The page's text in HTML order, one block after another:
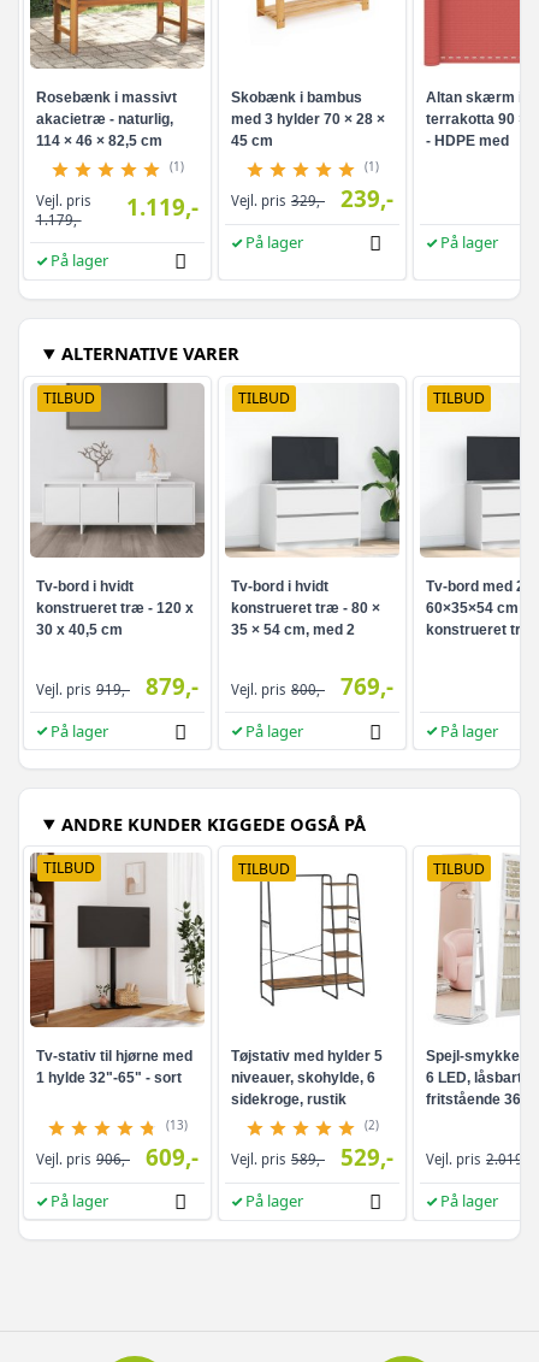
Rosebænk i massivt
akacietræ - naturlig,
114 × 46 × 82,5 cm
(1)
Vejl. pris
1.179,-
1.119,-
På lager
Skobænk i bambus
med 3 hylder 70 × 28 ×
45 cm
(1)
Vejl. pris 329,- 239,-
På lager
Altan skærm i
terrakotta 90 ×
- HDPE med
På lager
ALTERNATIVE VARER
TILBUD
Tv-bord i hvidt
konstrueret træ - 120 x
30 x 40,5 cm
Vejl. pris 919,- 879,-
På lager
TILBUD
Tv-bord i hvidt
konstrueret træ - 80 ×
35 × 54 cm, med 2
Vejl. pris 800,- 769,-
På lager
TILBUD
Tv-bord med 2
60×35×54 cm -
konstrueret træ
På lager
ANDRE KUNDER KIGGEDE OGSÅ PÅ
TILBUD
Tv-stativ til hjørne med
1 hylde 32"-65" - sort
(13)
Vejl. pris 906,- 609,-
På lager
TILBUD
Tøjstativ med hylder 5
niveauer, skohylde, 6
sidekroge, rustik
brun/sort
(2)
Vejl. pris 589,- 529,-
På lager
TILBUD
Spejl-
6 LED, låsbart -
fritstående 360°
helkropsspejl, 3
hvid/greige
Vejl. pris 2.019,-
På lager